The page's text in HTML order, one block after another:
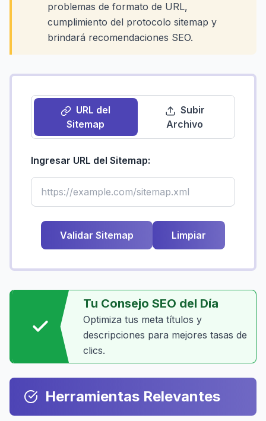
problemas de formato de URL,
cumplimiento del protocolo sitemap y
brindará recomendaciones SEO.
URL del
Sitemap
Subir
Archivo
Ingresar URL del Sitemap:
Validar Sitemap Limpiar
Tu Consejo SEO del Día
Optimiza tus meta títulos y
descripciones para mejores tasas de
clics.
Herramientas Relevantes